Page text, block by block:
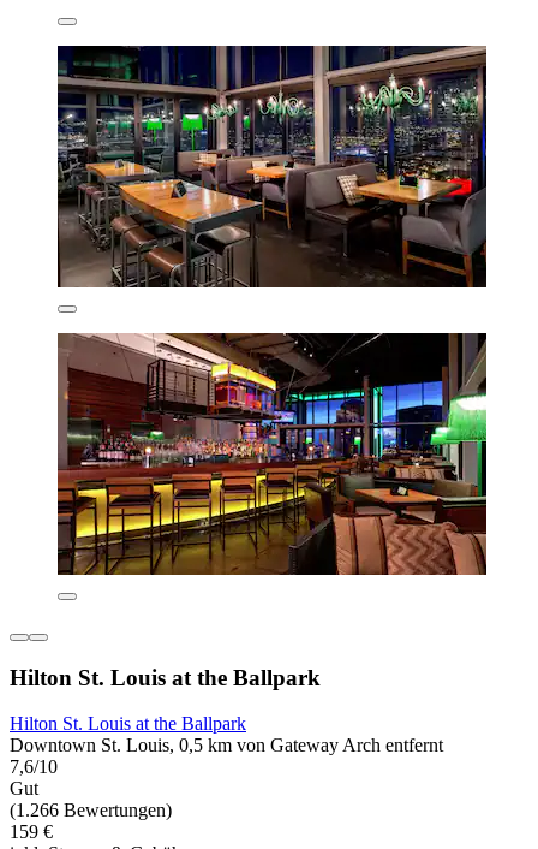
Hilton St. Louis at the Ballpark
Hilton St. Louis at the Ballpark
Downtown St. Louis, 0,5 km von Gateway Arch entfernt
7,6/10
Gut
(1.266 Bewertungen)
159 €